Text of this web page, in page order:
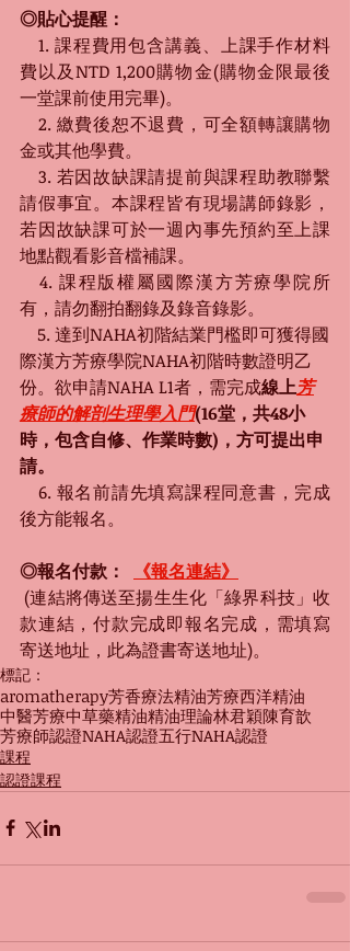
◎貼心提醒：
1. 課程費用包含講義、上課手作材料
費以及NTD 1,200購物金(購物金限最後
一堂課前使用完畢)。
2. 繳費後恕不退費，可全額轉讓購物
金或其他學費。
3. 若因故缺課請提前與課程助教聯繫
請假事宜。本課程皆有現場講師錄影，
若因故缺課可於一週內事先預約至上課
地點觀看影音檔補課。
4. 課程版權屬國際漢方芳療學院所
有，請勿翻拍翻錄及錄音錄影。
5. 達到NAHA初階結業門檻即可獲得國
際漢方芳療學院NAHA初階時數證明乙
份。欲申請NAHA L1者，需完成線上芳
療師的解剖生理學入門(16堂，共48小
時，包含自修、作業時數)，方可提出申
請。
6. 報名前請先填寫課程同意書，完成
後方能報名。
◎報名付款：
《報名連結》
款連結，付款完成即報名完成，需填寫
寄送地址，此為證書寄送地址)。
標記：
aromatherapy芳香療法精油芳療西洋精油
中醫芳療中草藥精油精油理論林君穎陳育歆
芳療師認證NAHA認證五行NAHA認證
課程
認證課程